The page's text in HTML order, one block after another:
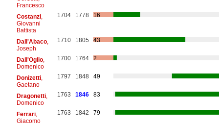
Francesco
Costanzi,
Giovanni
Battista
1704 1778 16
Dall'Abaco,
Joseph
1710 1805 43
Dall'Oglio,
Domenico
1700 1764 2
Donizetti,
Gaetano
1797 1848 49
Dragonetti,
Domenico
1763 1846 83
Ferrari,
Giacomo
1763 1842 79